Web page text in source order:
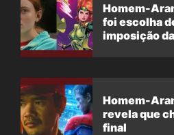
Homem-
foi escolha
imposição
Homem-
revela que
final